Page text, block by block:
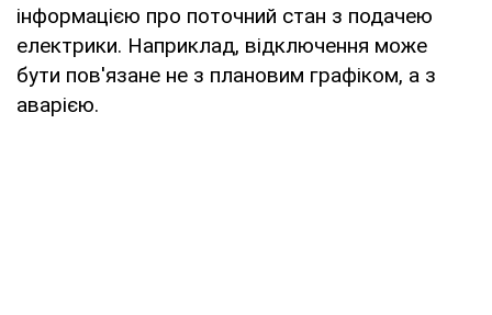
інформацією про поточний стан з подачею
електрики. Наприклад, відключення може
бути пов'язане не з плановим графіком, а з
аварією.